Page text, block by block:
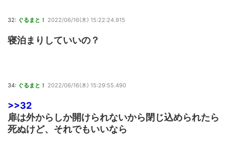
32: ぐるまと！ 2022/06/16(木) 15:22:24.915
寝泊まりしていいの？
34: ぐるまと！ 2022/06/16(木) 15:29:55.490
>>32
扉は外からしか開けられないから閉じ込められたら
死ぬけど、それでもいいなら